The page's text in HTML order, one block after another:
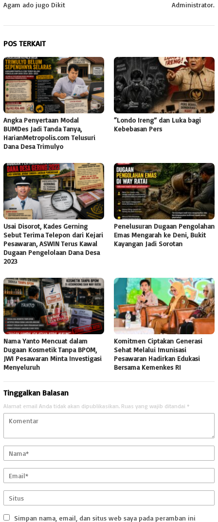
Agam ado jugo Dikit
Administrator.
POS TERKAIT
Angka Penyertaan Modal
BUMDes Jadi Tanda Tanya,
HarianMetropolis.com Telusuri
Dana Desa Trimulyo
“Londo Ireng” dan Luka bagi
Kebebasan Pers
Usai Disorot, Kades Gerning
Sebut Terima Telepon dari Kejari
Pesawaran, ASWIN Terus Kawal
Dugaan Pengelolaan Dana Desa
2023
Penelusuran Dugaan Pengolahan
Emas Mengarah ke Deni, Bukit
Kayangan Jadi Sorotan
Nama Yanto Mencuat dalam
Dugaan Kosmetik Tanpa BPOM,
JWI Pesawaran Minta Investigasi
Menyeluruh
Komitmen Ciptakan Generasi
Sehat Melalui Imunisasi
Pesawaran Hadirkan Edukasi
Bersama Kemenkes RI
Tinggalkan Balasan
Alamat email Anda tidak akan dipublikasikan. Ruas yang wajib ditandai *
Simpan nama, email, dan situs web saya pada peramban ini